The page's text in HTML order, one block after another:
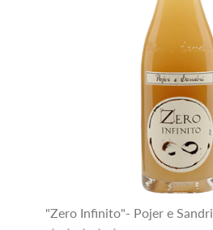
"Zero Infinito"- Pojer e Sandri